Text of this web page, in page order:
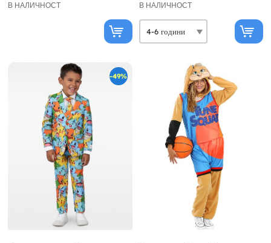
В НАЛИЧНОСТ В НАЛИЧНОСТ
-49%